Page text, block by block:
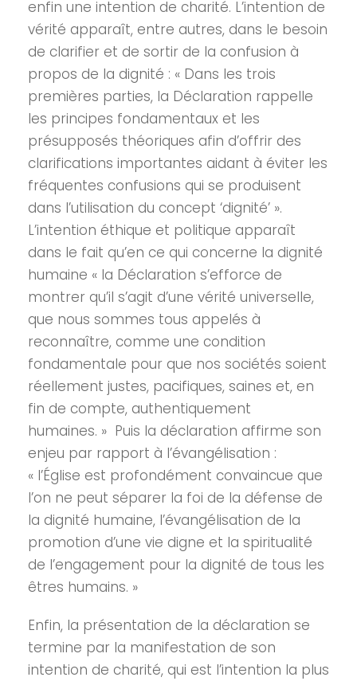
enfin une intention de charité. L’intention de
vérité apparaît, entre autres, dans le besoin
de clarifier et de sortir de la confusion à
propos de la dignité : « Dans les trois
premières parties, la Déclaration rappelle
les principes fondamentaux et les
présupposés théoriques afin d’offrir des
clarifications importantes aidant à éviter les
fréquentes confusions qui se produisent
dans l’utilisation du concept ‘dignité’ ».
L’intention éthique et politique apparaît
dans le fait qu’en ce qui concerne la dignité
humaine « la Déclaration s’efforce de
montrer qu’il s’agit d’une vérité universelle,
que nous sommes tous appelés à
reconnaître, comme une condition
fondamentale pour que nos sociétés soient
réellement justes, pacifiques, saines et, en
fin de compte, authentiquement
humaines. » Puis la déclaration affirme son
enjeu par rapport à l’évangélisation :
« l’Église est profondément convaincue que
l’on ne peut séparer la foi de la défense de
la dignité humaine, l’évangélisation de la
promotion d’une vie digne et la spiritualité
de l’engagement pour la dignité de tous les
êtres humains. »
Enfin, la présentation de la déclaration se
termine par la manifestation de son
intention de charité, qui est l’intention la plus